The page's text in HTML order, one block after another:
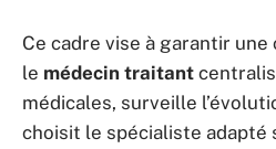
Ce cadre vise à garantir
le médecin traitant
médicales, surveille
choisit le spécialiste adapté